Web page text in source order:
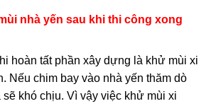
nhà yến sau khi thi công xong
hoàn tất phần xây dựng là khử mùi xi
Nếu chim bay vào nhà yến thăm dò
sẽ khó chịu. Vì vậy việc khử mùi xi